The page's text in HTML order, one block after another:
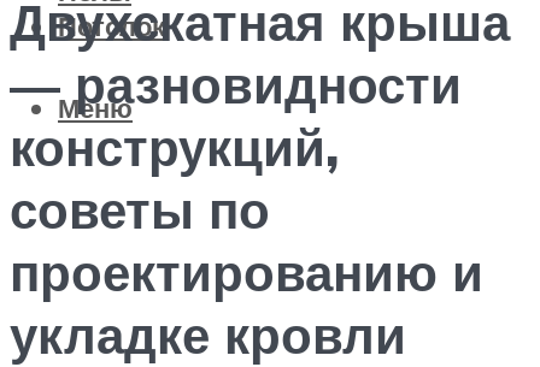
Потолок
Меню
Двухскатная крыша
— разновидности
конструкций,
советы по
проектированию и
укладке кровли